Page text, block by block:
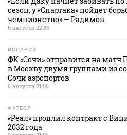
сезон, у «Спартака» пойдет
чемпионство» — Радимов
6 августа 22:36
ИСПАНИЯ
ФК «Сочи» отправится на матч
в Москву двумя группами из
Сочи аэропортов
6 августа 21:06
ФУТБОЛ
«Реал» продлил контракт с
2032 года